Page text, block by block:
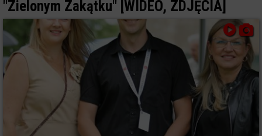
"Zielonym Zakątku" [WIDEO, ZDJĘCIA]